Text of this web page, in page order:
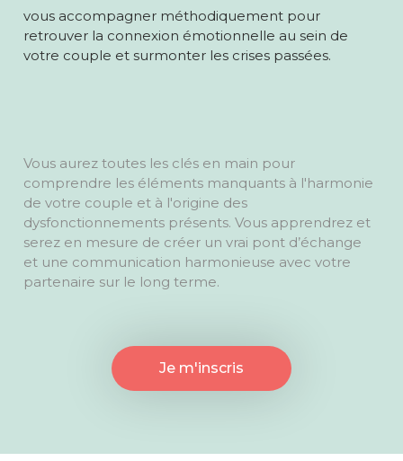
vous accompagner méthodiquement pour
retrouver la connexion émotionnelle au sein de
votre couple et surmonter les crises passées.
Vous aurez toutes les clés en main pour
comprendre les éléments manquants à l'harmonie
de votre couple et à l'origine des
dysfonctionnements présents. Vous apprendrez et
serez en mesure de créer un vrai pont d’échange
et une communication harmonieuse avec votre
partenaire sur le long terme.
Je m'inscris